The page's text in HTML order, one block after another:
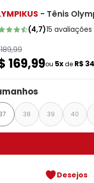
- Tênis
(4,7)15 avaliações
169,99ou 5xde R$
38 39 40
Desejos